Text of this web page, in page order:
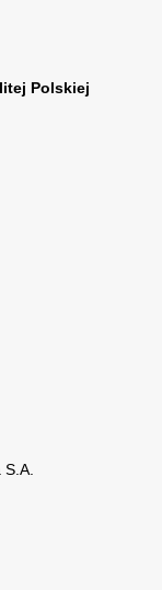
Polskiej
S.A.